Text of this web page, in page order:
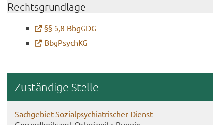
Rechts­grund­la­ge
§§ 6,8 Bb­gGDG
Bb­g­PsychKG
Zu­stän­di­ge Stel­le
Sach­ge­biet So­zi­al­psych­ia­tri­scher Dienst